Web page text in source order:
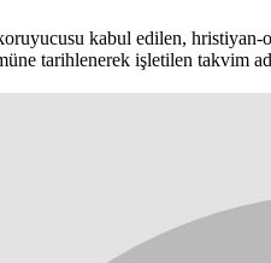
kabul edilen,
tarihlenerek işletilen takvim